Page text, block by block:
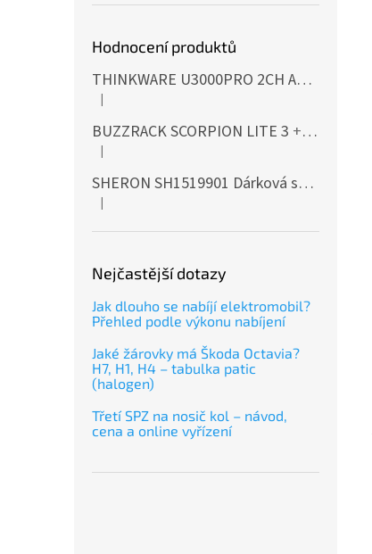
Hodnocení produktů
THINKWARE U3000PRO 2CH Autokamera 4K+2K, HDR, WiFi, GPS, BT, mikrovlnné senzory
Hodnocení produktu je 5 z 5 hvězdiček.
|
BUZZRACK SCORPION LITE 3 + Cashback 500 Kč jako dodatečná sleva za platbu předem
Hodnocení produktu je 5 z 5 hvězdiček.
|
SHERON SH1519901 Dárková sada EXTERIÉR
Hodnocení produktu je 5 z 5 hvězdiček.
|
Nejčastější dotazy
Jak dlouho se nabíjí elektromobil?
Přehled podle výkonu nabíjení
Jaké žárovky má Škoda Octavia?
H7, H1, H4 – tabulka patic
(halogen)
Třetí SPZ na nosič kol – návod,
cena a online vyřízení